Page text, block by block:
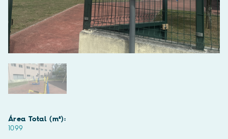
Área Total (m²):
1099